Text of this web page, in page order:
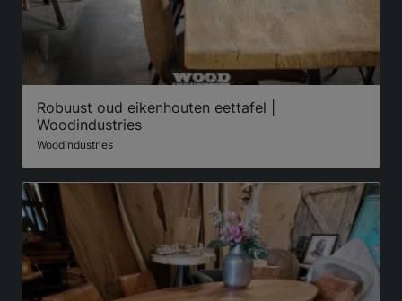
Robuust oud eikenhouten eettafel |
Woodindustries
Woodindustries